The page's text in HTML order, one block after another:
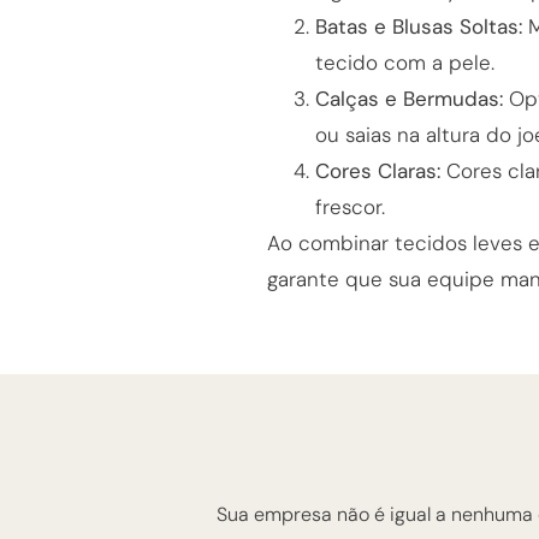
Batas e Blusas Soltas:
tecido com a pele.
Calças e Bermudas:
ou saias na altura do
Cores Claras: Cores
frescor.
Ao combinar tecidos leves
garante que sua equipe
Sua empresa não é igual a